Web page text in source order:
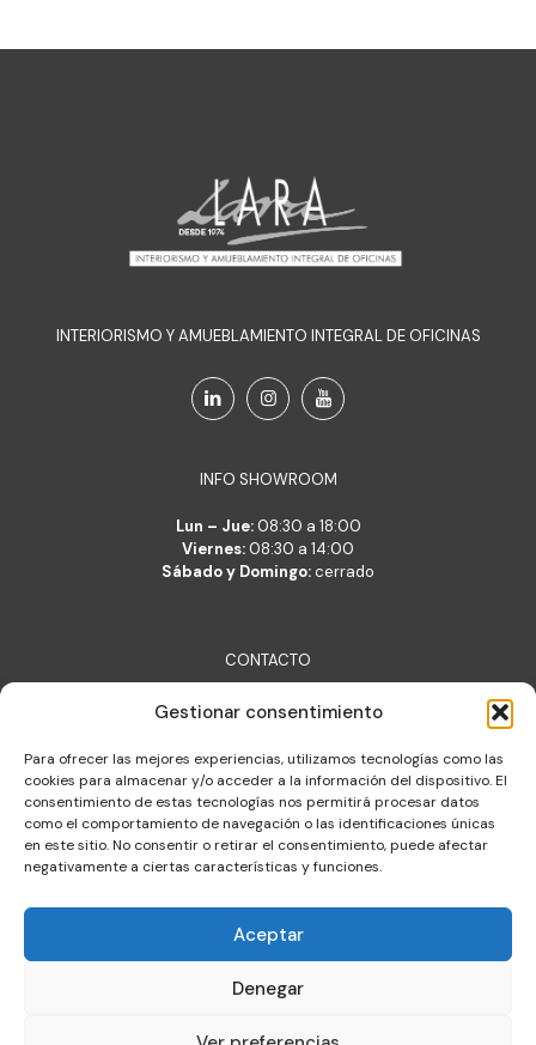
Gestionar consentimiento
Para ofrecer las mejores experiencias, utilizamos tecnologías como las
cookies para almacenar y/o acceder a la información del dispositivo. El
consentimiento de estas tecnologías nos permitirá procesar datos
como el comportamiento de navegación o las identificaciones únicas
en este sitio. No consentir o retirar el consentimiento, puede afectar
negativamente a ciertas características y funciones.
Aceptar
Denegar
INTERIORISMO Y AMUEBLAMIENTO INTEGRAL DE OFICINAS
INFO SHOWROOM
Lun – Jue:08:30 a 18:00
Viernes: 08:30 a 14:00
Sábado y Domingo:cerrado
CONTACTO
Lara Belsué S.L.
lara@lara.es
T: +34 976 377 704
Almacén de logística integral
c/ Constitución 30, Cuarte de Huerva